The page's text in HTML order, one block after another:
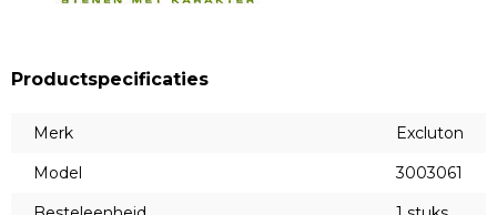
Productspecificaties
Merk
Excluton
Model
3003061